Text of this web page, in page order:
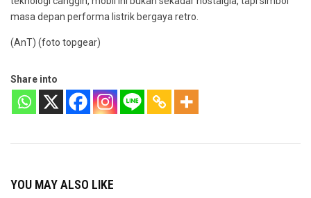
masa depan performa listrik bergaya retro.
(AnT) (foto topgear)
Share into
YOU MAY ALSO LIKE